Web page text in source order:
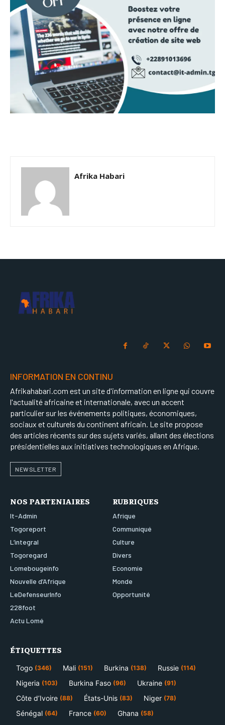
Afrika Habari
INFORMATION EN CONTINU
Afrikahabari.com est un site d'information en ligne qui couvre
l'actualité africaine et internationale, avec un accent
particulier sur les événements politiques, économiques,
sociaux et culturels du continent africain. Le site propose
des articles récents sur des sujets variés, allant des élections
présidentielles aux initiatives technologiques en Afrique.
NEWSLETTER
NOS PARTENIAIRES
It-Admin
Togoreport
L’integral
Togoregard
Lomebougeinfo
Nouvelle d’Afrique
LeDefenseurInfo
228foot
Actu Lomé
RUBRIQUES
Afrique
Communiqué
Culture
Divers
Economie
Monde
Opportunité
ÉTIQUETTES
Togo (346) Mali (151) Burkina (138) Russie (114)
Nigeria (103) Burkina Faso (96) Ukraine (91)
Côte d’Ivoire (88) États-Unis (83) Niger (78)
Sénégal (64) France (60) Ghana (58)